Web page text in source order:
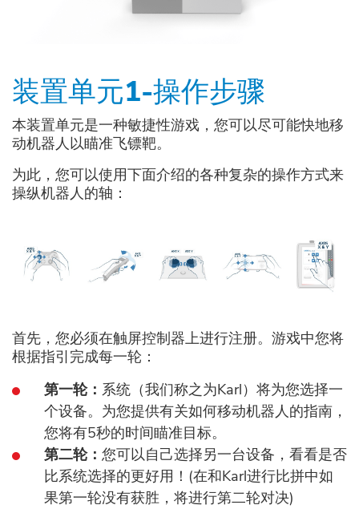
装置单元1-操作步骤
本装置单元是一种敏捷性游戏，您可以尽可能快地移
动机器人以瞄准飞镖靶。
为此，您可以使用下面介绍的各种复杂的操作方式来
操纵机器人的轴：
首先，您必须在触屏控制器上进行注册。游戏中您将
根据指引完成每一轮：
第一轮： 系统（我们称之为Karl）将为您选择一
个设备。为您提供有关如何移动机器人的指南，
您将有5秒的时间瞄准目标。
第二轮： 您可以自己选择另一台设备，看看是否
比系统选择的更好用！(在和Karl进行比拼中如
果第一轮没有获胜，将进行第二轮对决)